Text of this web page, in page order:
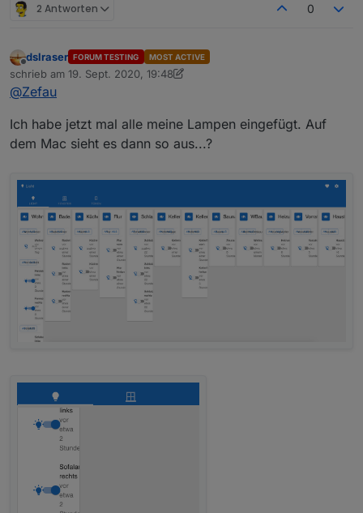
2 Antworten 0
Offline
dslraser FORUM TESTING MOST ACTIVE
schrieb am 19. Sept. 2020, 19:48
zuletzt editiert von dslraser
@Zefau
Ich habe jetzt mal alle meine Lampen eingefügt. Auf
dem Mac sieht es dann so aus...?